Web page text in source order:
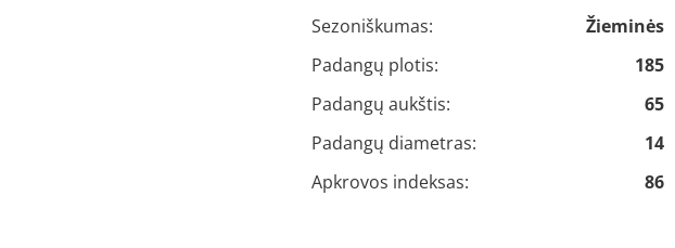
Sezoniškumas:
Žieminės
Padangų plotis:
185
Padangų aukštis:
65
Padangų diametras:
14
Apkrovos indeksas:
86